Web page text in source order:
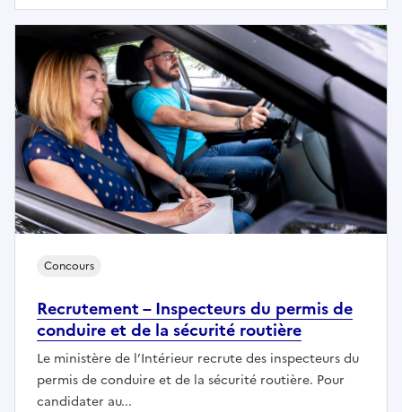
Recrutement – Inspecteurs du permis de
conduire et de la sécurité routière
Concours
Le ministère de l’Intérieur recrute des inspecteurs du
permis de conduire et de la sécurité routière. Pour
candidater au...